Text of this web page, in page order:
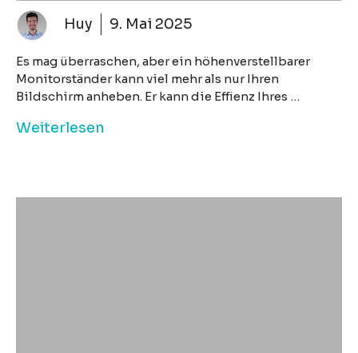
Huy 9. Mai 2025
Es mag überraschen, aber ein höhenverstellbarer
Monitorständer kann viel mehr als nur Ihren
Bildschirm anheben. Er kann die Effienz Ihres …
Weiterlesen